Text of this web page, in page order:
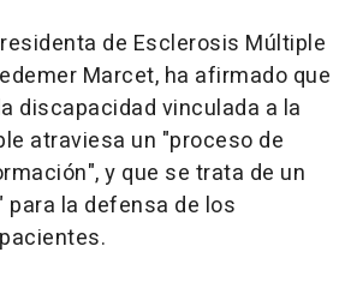
de Esclerosis Múltiple
Marcet, ha afirmado que
discapacidad vinculada a la
atraviesa un "proceso de
y que se trata de un
la defensa de los